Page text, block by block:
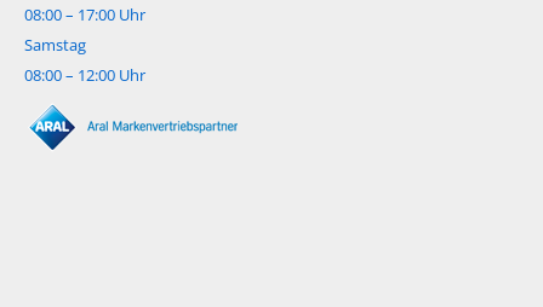
08:00 – 17:00 Uhr
Samstag
08:00 – 12:00 Uhr